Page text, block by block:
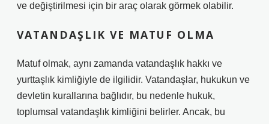
ve değiştirilmesi için bir araç olarak görmek olabilir.
VATANDAŞLIK VE MATUF OLMA
Matuf olmak, aynı zamanda vatandaşlık hakkı ve
yurttaşlık kimliğiyle de ilgilidir. Vatandaşlar, hukukun ve
devletin kurallarına bağlıdır, bu nedenle hukuk,
toplumsal vatandaşlık kimliğini belirler. Ancak, bu